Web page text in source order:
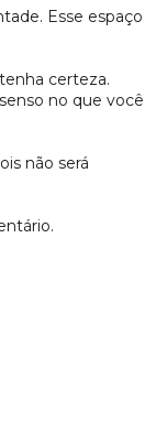
Esse espaço
certeza.
no que você
não será